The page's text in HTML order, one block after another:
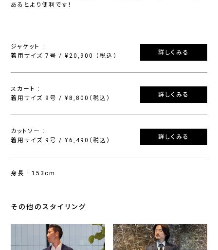
あるとより便利です！
ジャケット :
着用サイズ 7号 / ¥20,900 （税込）
詳しくみる
スカート :
着用サイズ 9号 / ¥8,800（税込）
詳しくみる
カットソー :
着用サイズ 9号 / ¥6,490（税込）
詳しくみる
身長 : 153cm
その他のスタイリング